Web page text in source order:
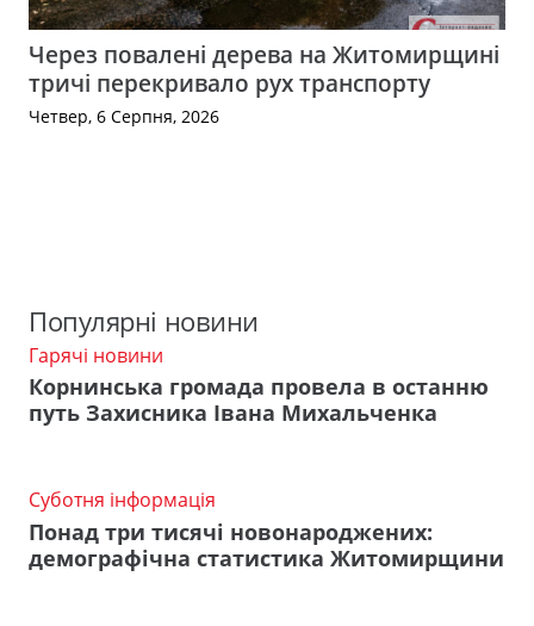
Через повалені дерева на Житомирщині
тричі перекривало рух транспорту
Четвер, 6 Серпня, 2026
Популярні новини
Гарячі новини
Корнинська громада провела в останню
путь Захисника Івана Михальченка
Суботня інформація
Понад три тисячі новонароджених:
демографічна статистика Житомирщини